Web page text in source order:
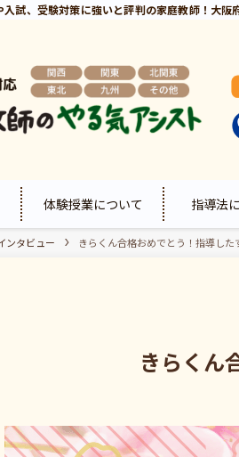
入試、受験対策に強いと評判の家庭教師！大
体験授業について 指導法
ンタビュー きらくん合格おめでとう！指導し
きらくん